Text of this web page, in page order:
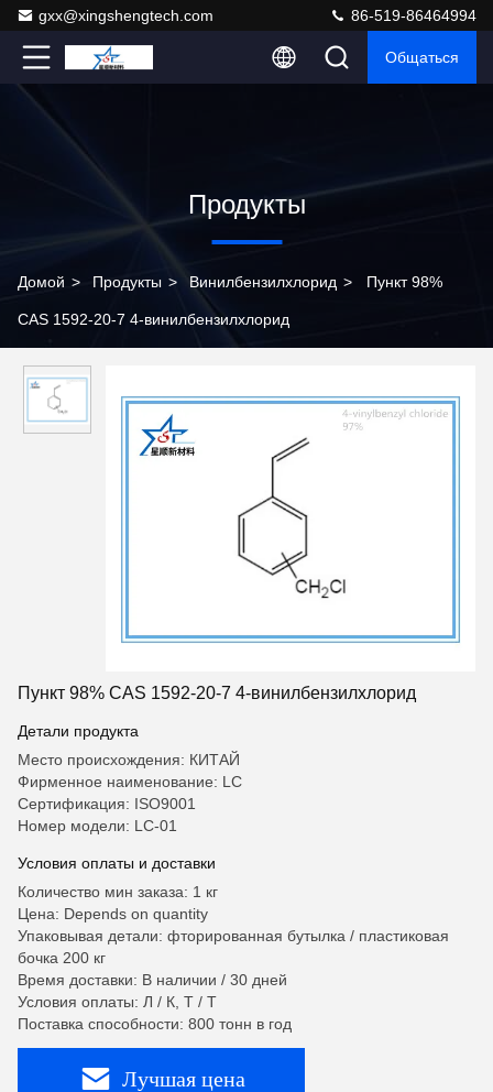
gxx@xingshengtech.com 86-519-86464994
Общаться
Продукты
Домой > Продукты > Винилбензилхлорид > Пункт 98%
CAS 1592-20-7 4-винилбензилхлорид
Пункт 98% CAS 1592-20-7 4-винилбензилхлорид
Детали продукта
Место происхождения: КИТАЙ
Фирменное наименование: LC
Сертификация: ISO9001
Номер модели: LC-01
Условия оплаты и доставки
Количество мин заказа: 1 кг
Цена: Depends on quantity
Упаковывая детали: фторированная бутылка / пластиковая
бочка 200 кг
Время доставки: В наличии / 30 дней
Условия оплаты: Л / К, Т / Т
Поставка способности: 800 тонн в год
Лучшая цена